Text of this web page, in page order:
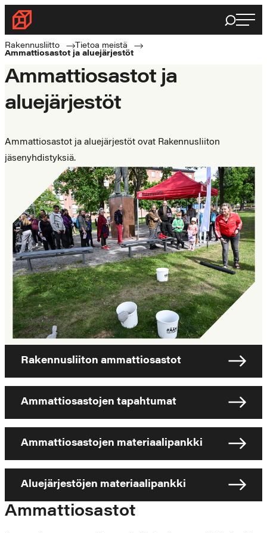
Siirry
suoraan
sisältöön
Rakennusliitto
Rakennusalan
ammattilaisten
puolella
Haku
Rakennusliitto
Tietoa meistä
Ammattiosastot ja aluejärjestöt
Ammattiosastot ja
aluejärjestöt
Ammattiosastot ja aluejärjestöt ovat Rakennusliiton
jäsenyhdistyksiä.
Rakennusliiton ammattiosastot
Ammattiosastojen tapahtumat
Ammattiosastojen materiaalipankki
Aluejärjestöjen materiaalipankki
Ammattiosastot